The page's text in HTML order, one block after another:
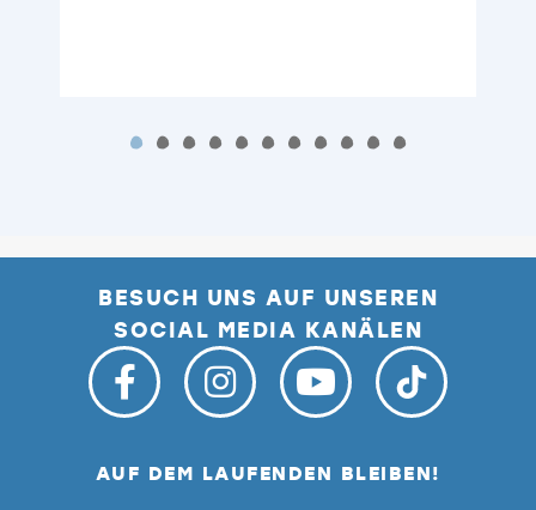
BESUCH UNS AUF UNSEREN
SOCIAL MEDIA KANÄLEN
AUF DEM LAUFENDEN BLEIBEN!